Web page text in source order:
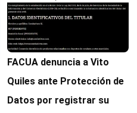
FACUA denuncia a Vito
Quiles ante Protección de
Datos por registrar su